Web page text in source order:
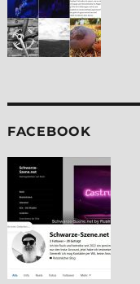
FACE­BOOK